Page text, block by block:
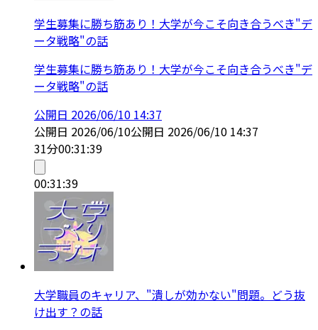
学生募集に勝ち筋あり！大学が今こそ向き合うべき"デ
ータ戦略"の話
学生募集に勝ち筋あり！大学が今こそ向き合うべき"デ
ータ戦略"の話
公開日 2026/06/10 14:37
公開日 2026/06/10公開日 2026/06/10 14:37
31分00:31:39
00:31:39
大学職員のキャリア、"潰しが効かない"問題。どう抜
け出す？の話